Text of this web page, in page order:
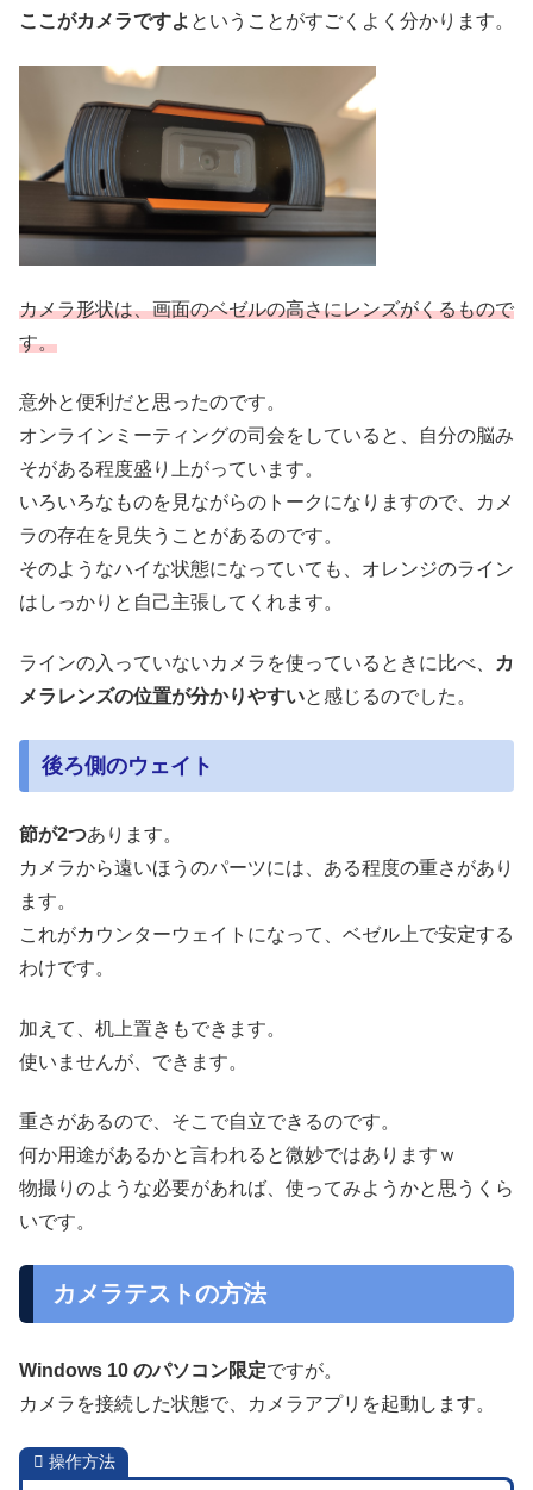
ここがカメラですよ ということがすごくよく分かります。
カメラ形状は、画面のベゼルの高さにレンズがくるもので
す。
意外と便利だと思ったのです。
オンラインミーティングの司会をしていると、自分の脳み
そがある程度盛り上がっています。
いろいろなものを見ながらのトークになりますので、カメ
ラの存在を見失うことがあるのです。
そのようなハイな状態になっていても、オレンジのライン
はしっかりと自己主張してくれます。
ラインの入っていないカメラを使っているときに比べ、
カ
メラレンズの位置が分かりやすいと感じるのでした。
後ろ側のウェイト
節が2つあります。
カメラから遠いほうのパーツには、ある程度の重さがあり
ます。
これがカウンターウェイトになって、ベゼル上で安定する
わけです。
加えて、机上置きもできます。
使いませんが、できます。
重さがあるので、そこで自立できるのです。
何か用途があるかと言われると微妙ではありますｗ
物撮りのような必要があれば、使ってみようかと思うくら
いです。
カメラテストの方法
Windows 10 のパソコン限定ですが。
カメラを接続した状態で、カメラアプリを起動します。
操作方法